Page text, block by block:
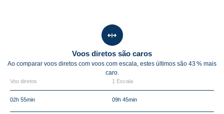
Voos diretos são caros
Ao comparar voos diretos com voos com escala, estes últimos são 43 % mais
caro.
Voo diretos 1 Escala
02h 55min 09h 45min